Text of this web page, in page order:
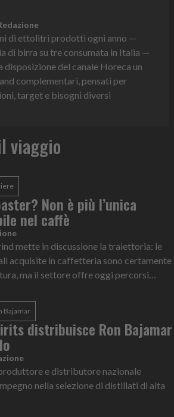
di ettolitri prodotti ogni anno —
di birra su tre consumata in Italia —
disposizione del canale Horeca un
complementari, pensati per
target e bisogni diversi
viaggio
Non è più l’unica
nel caffè
mette in discussione la traiettoria: le
acquisite in caffetteria sono certamente
ma il settore offre oggi percorsi
Bajamar
distribuisce Ron Bajamar
e distributore nazionale
nella selezione di distillati di alta